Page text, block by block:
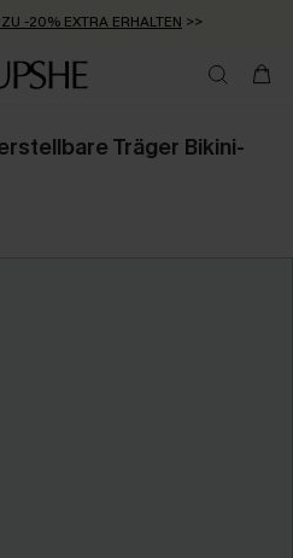
-20% EXTRA ERHALTEN >>
VERSAND AB 89 €
Träger Bikini-